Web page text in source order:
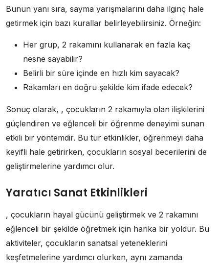
Bunun yanı sıra, sayma yarışmalarını daha ilginç hale
getirmek için bazı kurallar belirleyebilirsiniz. Örneğin:
Her grup, 2 rakamını kullanarak en fazla kaç
nesne sayabilir?
Belirli bir süre içinde en hızlı kim sayacak?
Rakamları en doğru şekilde kim ifade edecek?
Sonuç olarak, , çocukların 2 rakamıyla olan ilişkilerini
güçlendiren ve eğlenceli bir öğrenme deneyimi sunan
etkili bir yöntemdir. Bu tür etkinlikler, öğrenmeyi daha
keyifli hale getirirken, çocukların sosyal becerilerini de
geliştirmelerine yardımcı olur.
Yaratıcı Sanat Etkinlikleri
, çocukların hayal gücünü geliştirmek ve 2 rakamını
eğlenceli bir şekilde öğretmek için harika bir yoldur. Bu
aktiviteler, çocukların sanatsal yeteneklerini
keşfetmelerine yardımcı olurken, aynı zamanda